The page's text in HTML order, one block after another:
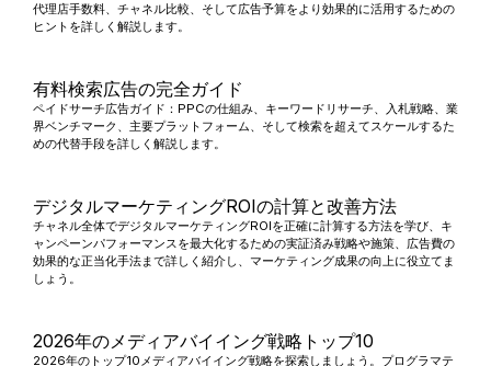
代理店手数料、チャネル比較、そして広告予算をより効果的に活用するための
ヒントを詳しく解説します。
有料検索広告の完全ガイド
ペイドサーチ広告ガイド：PPCの仕組み、キーワードリサーチ、入札戦略、業
界ベンチマーク、主要プラットフォーム、そして検索を超えてスケールするた
めの代替手段を詳しく解説します。
デジタルマーケティングROIの計算と改善方法
チャネル全体でデジタルマーケティングROIを正確に計算する方法を学び、キ
ャンペーンパフォーマンスを最大化するための実証済み戦略や施策、広告費の
効果的な正当化手法まで詳しく紹介し、マーケティング成果の向上に役立てま
しょう。
2026年のメディアバイイング戦略トップ10
2026年のトップ10メディアバイイング戦略を探索しましょう。プログラマテ